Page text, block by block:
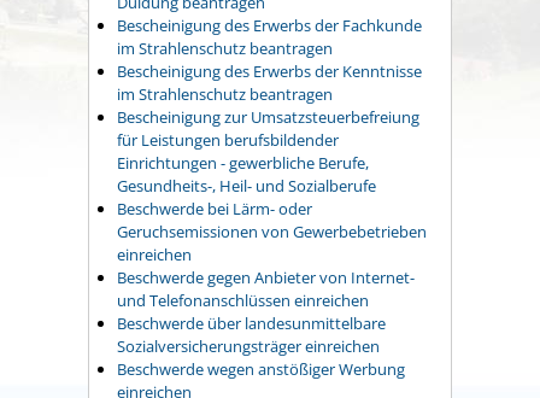
Bescheinigung des Erwerbs der Fachkunde
im Strahlenschutz beantragen
Bescheinigung des Erwerbs der Kenntnisse
im Strahlenschutz beantragen
Bescheinigung zur Umsatzsteuerbefreiung
für Leistungen berufsbildender
Einrichtungen - gewerbliche Berufe,
Gesundheits-, Heil- und Sozialberufe
Beschwerde bei Lärm- oder
Geruchsemissionen von Gewerbebetrieben
einreichen
Beschwerde gegen Anbieter von Internet-
und Telefonanschlüssen einreichen
Beschwerde über landesunmittelbare
Sozialversicherungsträger einreichen
Beschwerde wegen anstößiger Werbung
einreichen